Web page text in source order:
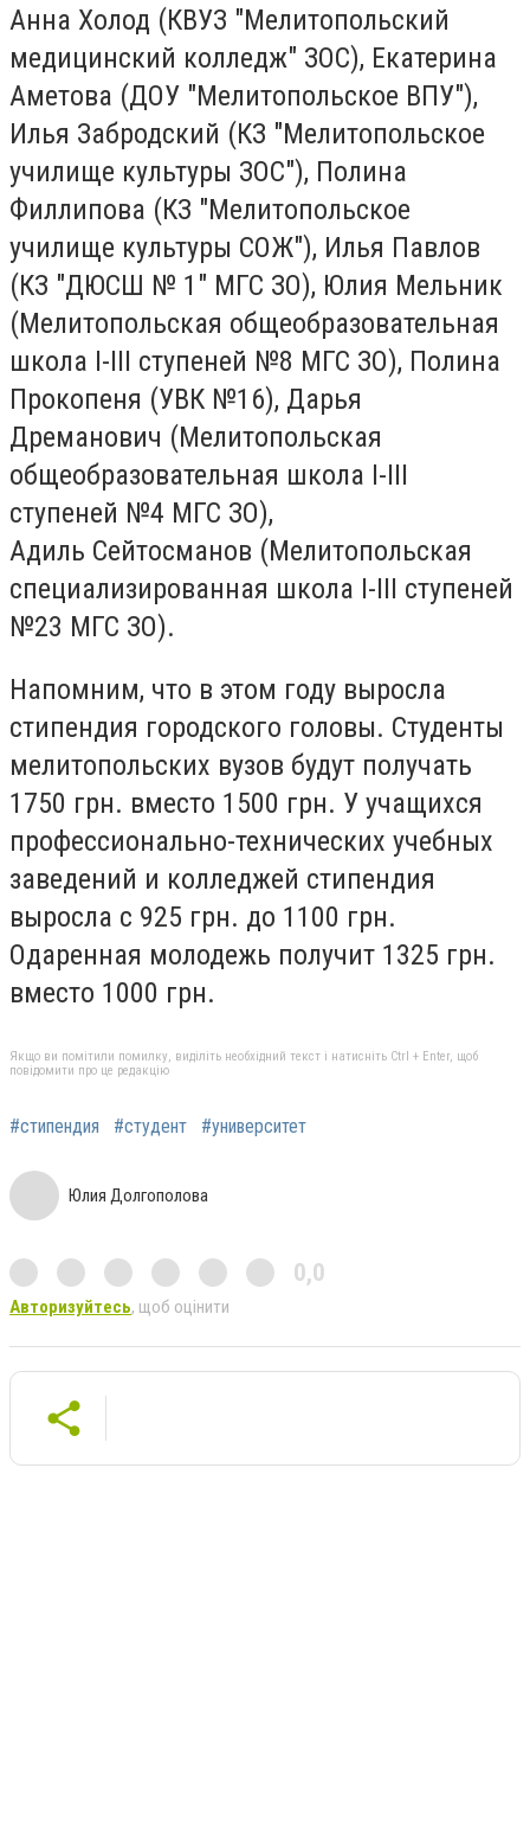
Анна Холод (КВУЗ "Мелитопольский
медицинский колледж" ЗОС), Екатерина
Аметова (ДОУ "Мелитопольское ВПУ"),
Илья Забродский (КЗ "Мелитопольское
училище культуры ЗОС"), Полина
Филлипова (КЗ "Мелитопольское
училище культуры СОЖ"), Илья Павлов
(КЗ "ДЮСШ № 1" МГС ЗО), Юлия Мельник
(Мелитопольская общеобразовательная
школа I-III ступеней №8 МГС ЗО), Полина
Прокопеня (УВК №16), Дарья
Дреманович (Мелитопольская
общеобразовательная школа I-III
ступеней №4 МГС ЗО),
Адиль Сейтосманов (Мелитопольская
специализированная школа I-III ступеней
№23 МГС ЗО).
Напомним, что в этом году выросла
стипендия городского головы. Студенты
мелитопольских вузов будут получать
1750 грн. вместо 1500 грн. У учащихся
профессионально-технических учебных
заведений и колледжей стипендия
выросла с 925 грн. до 1100 грн.
Одаренная молодежь получит 1325 грн.
вместо 1000 грн.
Якщо ви помітили помилку, виділіть необхідний текст і натисніть Ctrl + Enter, щоб
повідомити про це редакцію
#стипендия #студент #университет
Юлия Долгополова
0,0
Авторизуйтесь, щоб оцінити